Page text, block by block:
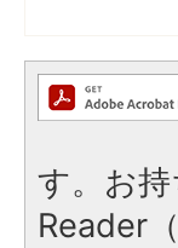
す。お
Reader